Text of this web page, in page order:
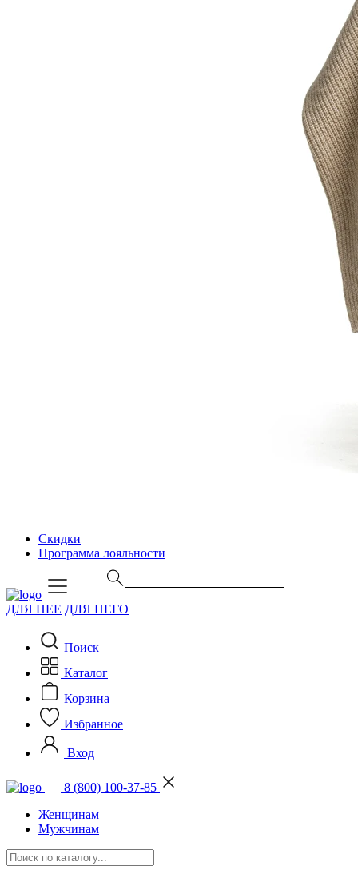
Скидки
Программа лояльности
ДЛЯ НЕЕ ДЛЯ НЕГО
Поиск
Каталог
Корзина
Избранное
Вход
8 (800) 100-37-85
Женщинам
Мужчинам